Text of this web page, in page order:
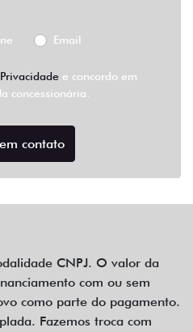
Email
e concordo em
concessionária.
contato
CNPJ. O valor da
com ou sem
como parte do pagamento.
Fazemos troca com